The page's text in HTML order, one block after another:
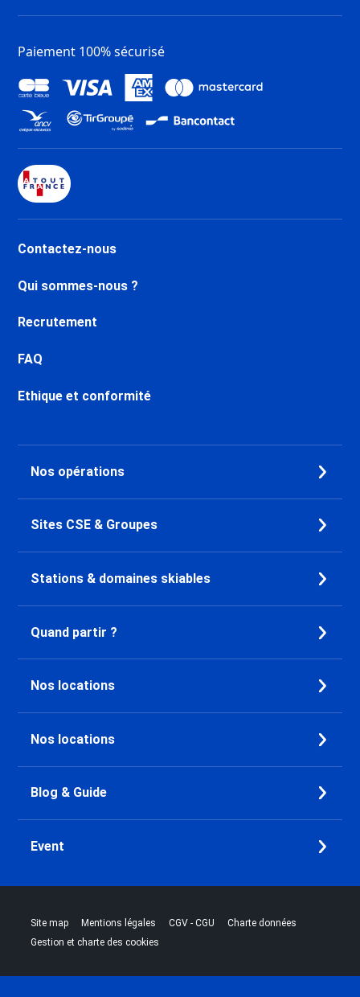
Week-end Ski Les Gets
Week-end Ski Megève
Week-end Ski Valloire
Week-end Ski Le Grand Bornand
Week-end Ski La Rosière
Week-end Ski Albiez Montrond
Paiement 100% sécurisé
Contactez-nous
Qui sommes-nous ?
Recrutement
FAQ
Ethique et conformité
Nos opérations
Sites CSE & Groupes
Stations & domaines skiables
Quand partir ?
Nos locations
Nos locations
Blog & Guide
Event
Site map |Mentions légales |CGV - CGU |Charte données
Gestion et charte des cookies